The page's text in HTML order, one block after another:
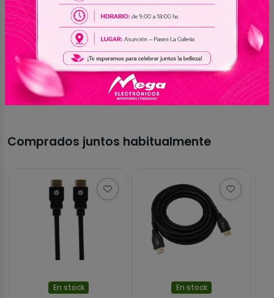
Aún no hay valoraciones
Sé el primero en compartir tu experiencia con
este producto
Comprados juntos habitualmente
En stock En stock